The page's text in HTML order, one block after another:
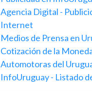
Agencia Digital -
Internet
Medios de Prensa en
Cotización de la
Automotoras del
InfoUruguay - Listado